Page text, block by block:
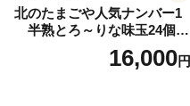
北のたまごや人気ナンバー1
半熟とろ～りな味玉24個入
16,000円